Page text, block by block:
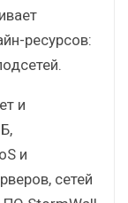
ресурсов:
и
и
сетей